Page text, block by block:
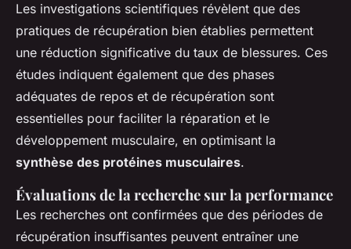
Les investigations scientifiques révèlent que des
pratiques de récupération bien établies permettent
une réduction significative du taux de blessures. Ces
études indiquent également que des phases
adéquates de repos et de récupération sont
essentielles pour faciliter la réparation et le
développement musculaire, en optimisant la
synthèse des protéines musculaires.
Évaluations de la recherche sur la performance
Les recherches ont confirmées que des périodes de
récupération insuffisantes peuvent entraîner une